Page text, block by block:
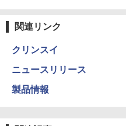
関連リンク
クリンスイ
ニュースリリース
製品情報